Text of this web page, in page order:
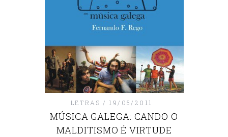
LETRAS 19/05/2011
MÚSICA GALEGA: CANDO O
MALDITISMO É VIRTUDE